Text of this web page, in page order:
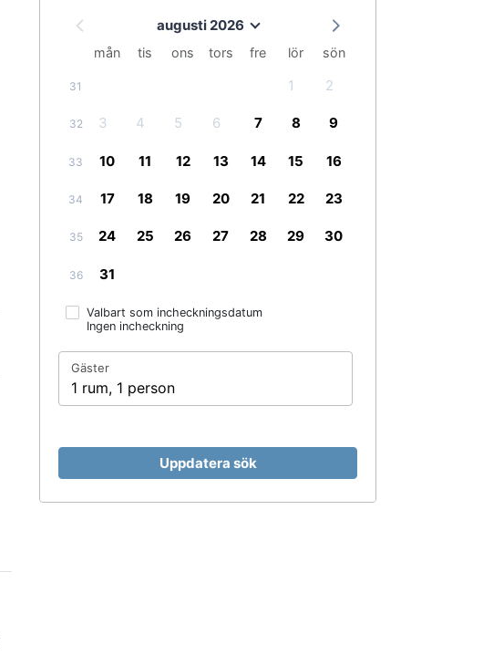
augusti 2026
mån tis ons tors fre lör sön
31 1 2
32 3 4 5 6 7 8 9
33 10 11 12 13 14 15 16
34 17 18 19 20 21 22 23
35 24 25 26 27 28 29 30
36 31
Valbart som incheckningsdatum
Ingen incheckning
Gäster
1 rum, 1 person
Uppdatera sök